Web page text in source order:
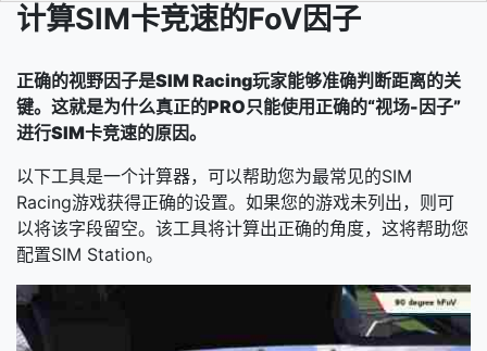
计算SIM卡竞速的FoV因子
正确的视野因子是SIM Racing玩家能够准确判断距离的关
键。这就是为什么真正的PRO只能使用正确的“视场-因子”
进行SIM卡竞速的原因。
以下工具是一个计算器，可以帮助您为最常见的SIM
Racing游戏获得正确的设置。如果您的游戏未列出，则可
以将该字段留空。该工具将计算出正确的角度，这将帮助您
配置SIM Station。